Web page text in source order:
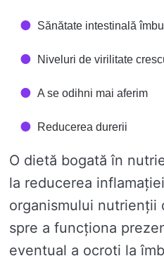
Sănătate intestinală
Niveluri de virilitate
A se odihni mai aferim
Reducerea durerii
O dietă bogată în
la reducerea
organismului nutrienții
spre a funcționa
eventual a ocroti la